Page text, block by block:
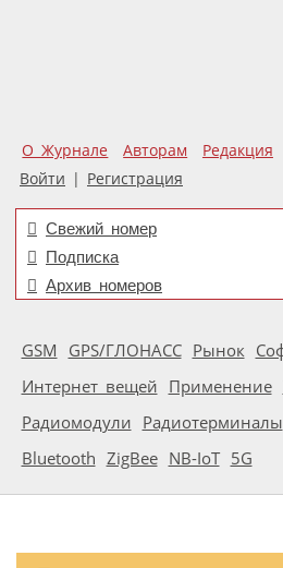
О Журнале Авторам
Редакция
Войти | Регистрация
Свежий номер
Подписка
Архив номеров
GSM GPS/ГЛОНАСС Рынок
Интернет вещей Применение
Радиомодули Радиотерминалы
Bluetooth ZigBee NB-IoT 5G